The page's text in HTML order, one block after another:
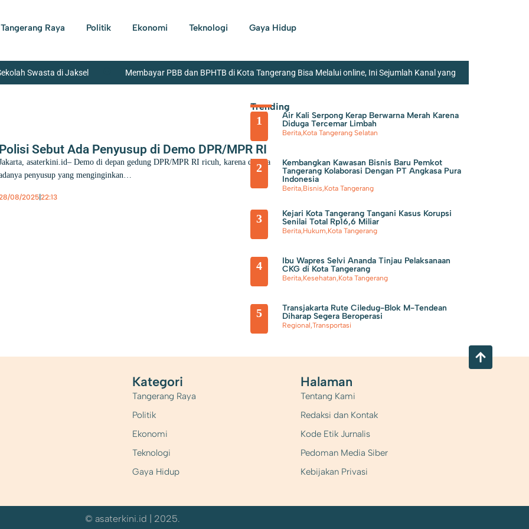
Tangerang Raya Politik Ekonomi Teknologi Gaya Hidup
Swasta di Jaksel Membayar PBB dan BPHTB di Kota Tangerang Bisa Melalui online, Ini Sejumlah Kanal yang
Sepeda Motor Beserta Penadahnya Dibekuk Polisi di Karawaci Kurangi Beban Sampah di TPA Jatiwaringin,
Polisi Sebut Ada Penyusup di Demo DPR/MPR RI
asaterkini.id– Demo di depan gedung DPR/MPR RI ricuh, karena diduga
penyusup yang menginginkan…
08/2025 |22:13
Trending
1
Air Kali Serpong Kerap Berwarna Merah Karena
Diduga Tercemar Limbah
Berita,Kota Tangerang Selatan
2
Kembangkan Kawasan Bisnis Baru Pemkot
Tangerang Kolaborasi Dengan PT Angkasa Pura
Indonesia
Berita,Bisnis,Kota Tangerang
3
Kejari Kota Tangerang Tangani Kasus Korupsi
Senilai Total Rp16,6 Miliar
Berita,Hukum,Kota Tangerang
4
Ibu Wapres Selvi Ananda Tinjau Pelaksanaan
CKG di Kota Tangerang
Berita,Kesehatan,Kota Tangerang
5
Transjakarta Rute Ciledug-Blok M-Tendean
Diharap Segera Beroperasi
Regional,Transportasi
Kategori
Tangerang Raya
Politik
Ekonomi
Teknologi
Gaya Hidup
Halaman
Tentang Kami
Redaksi dan Kontak
Kode Etik Jurnalis
Pedoman Media Siber
Kebijakan Privasi
© asaterkini.id | 2025.